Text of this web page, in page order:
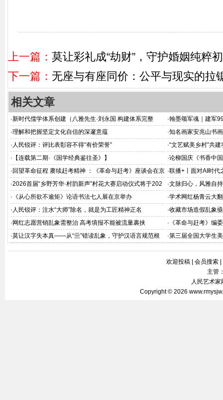
上一篇： 莫让彩礼成“劫财”，守护婚姻纯粹
下一篇： 无座与有座同价：公平与现实的拉
相关文章
·新时代儒学体系创建（八雅先生·刘永国 构建体系完整
版）
·翰墨颂军魂｜建军
·理解和把握坚定文化自信的深邃意蕴 ·知名画家安兆山书
· 人民锐评：评比表彰容不得“有价荣誉” ·“文艺赋美乡村”共
· 【连载第二期·《国学经典鉴往圣》】 ·论柳国庆《书香中
深释
· 回望革命征程 赓续赶考精神 ：《革命与赶考》座谈会在京
举办
·联播+丨面对AI时代
·2026首届“乡野芳华·村韵新声”村花大赛启动仪式将于202
6年8月在京举办
·文脉归心，风雅自
· 《从心所欲不逾矩》论语书法七人展在京举办 ·学术网红杨青云大
· 人民锐评：注水“大师”除名，就是为工匠精神正名 ·收藏市场造假乱象
· 网红志愿营销乱象需整治 高考填报不能被流量裹挟 · 《革命与赶考》编
会在北京飞天商务大
·莫让汉字失本真——从“亖”错读乱象，守护汉语言规范根
·第三届全国大学生
欢迎投稿 会员搜索
主管
人民艺术
Copyright © 2026